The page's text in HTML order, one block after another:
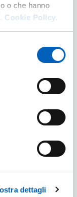
o che hanno
Cookie Policy.
dettagli
Alimenti e